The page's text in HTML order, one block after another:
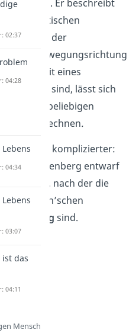
zu machen. Er beschreibt
Wenn der
die Bewegungsrichtung
eines
bekannt sind, lässt sich
einem beliebigen
berechnen.
es etwas komplizierter:
Heisenberg entwarf
Theorie, nach der die
Newton’schen
sind.
02:37
04:28
04:34
03:07
ist das
04:11
Mensch